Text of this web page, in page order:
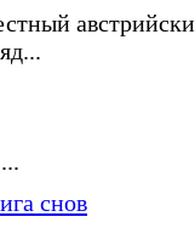
снов